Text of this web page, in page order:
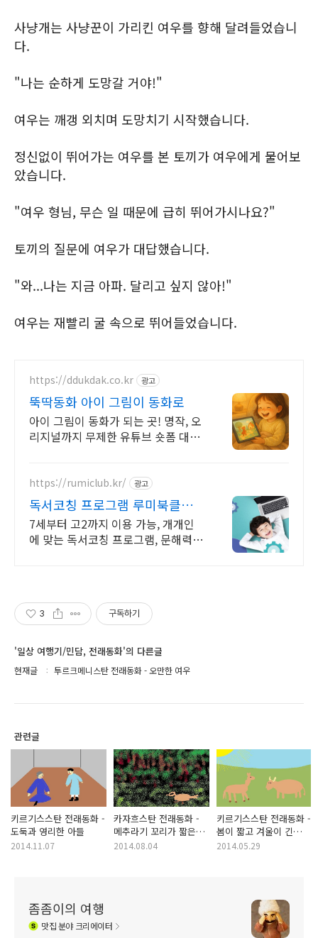
사냥개는 사냥꾼이 가리킨 여우를 향해 달려들었습니
다.
"나는 순하게 도망갈 거야!"
여우는 깨갱 외치며 도망치기 시작했습니다.
정신없이 뛰어가는 여우를 본 토끼가 여우에게 물어보
았습니다.
"여우 형님, 무슨 일 때문에 급히 뛰어가시나요?"
토끼의 질문에 여우가 대답했습니다.
"와...나는 지금 아파. 달리고 싶지 않아!"
여우는 재빨리 굴 속으로 뛰어들었습니다.
https://ddukdak.co.kr 광고
뚝딱동화 아이 그림이 동화로
아이 그림이 동화가 되는 곳! 명작, 오
리지널까지 무제한 유튜브 숏폼 대신
https://rumiclub.kr/ 광고
독서코칭 프로그램 루미북클럽
AI 문해력 향상 프로그램
7세부터 고2까지 이용 가능, 개개인
에 맞는 독서코칭 프로그램, 문해력
3 구독하기
'일상 여행기/민담, 전래동화'의 다른글
현재글 투르크메니스탄 전래동화 - 오만한 여우
관련글
키르기스스탄 전래동화 -
도둑과 영리한 아들
2014.11.07
카자흐스탄 전래동화 -
메추라기 꼬리가 짧은
이유
2014.08.04
키르기스스탄 전래동화 -
봄이 짧고 겨울이 긴
이유
2014.05.29
좀좀이의 여행
맛집분야 크리에이터